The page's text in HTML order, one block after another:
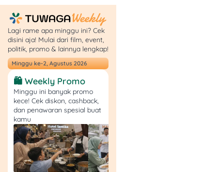
bisa dilakukan jika
kamu sudah telat
angsuran lebih dari
90 hari.
5. Melalui Platform
Digital
Kalau kamu lebih suka
bayar online lewat aplikasi
yang sering kamu pakai,
Adira juga tersedia di
beberapa platform digital:
a. Tokopedia
Lagi rame apa minggu ini? Cek
disini aja! Mulai dari film, event,
politik, promo & lainnya lengkap!
Minggu ke-2, Agustus 2026
🛍️ Weekly Promo
Minggu ini banyak promo
kece! Cek diskon, cashback,
dan penawaran spesial buat
kamu